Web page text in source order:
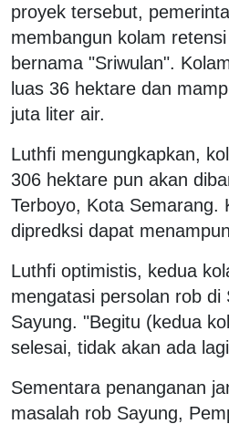
proyek tersebut,
membangun kolam
bernama "Sriwulan".
luas 36 hektare dan
juta liter air.
Luthfi mengungkapkan,
306 hektare pun akan
Terboyo, Kota Semarang.
dipredksi dapat
Luthfi optimistis, kedua
mengatasi persolan rob di
Sayung. "Begitu (kedua
selesai, tidak akan ada
Sementara penanganan
masalah rob Sayung,